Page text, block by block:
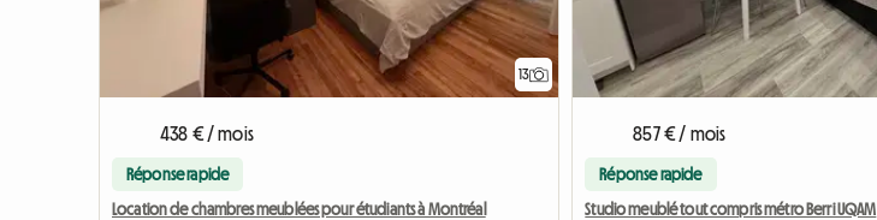
13
438 € / mois
Réponse rapide
Location de chambres meublées pour étudiants à Montréal
857 € / mois
Réponse rapide
Studio meublé tout compris métro Berri UQAM